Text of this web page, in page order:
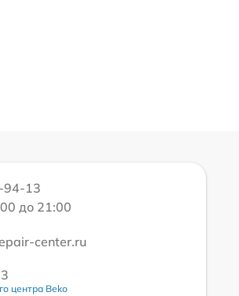
94-13
до 21:00
center.ru
центра Beko